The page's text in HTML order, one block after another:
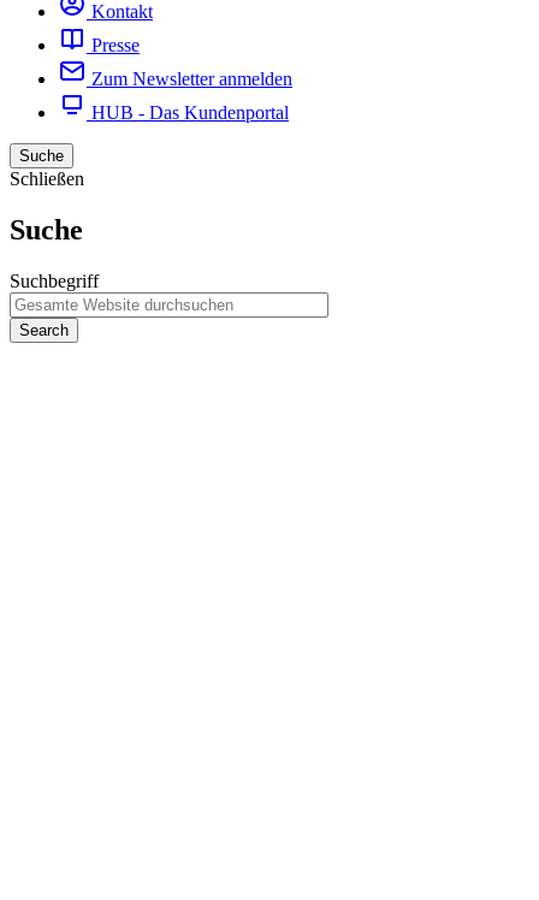
Kontakt
Presse
Zum Newsletter anmelden
HUB - Das Kundenportal
Suche
Schließen
Suche
Suchbegriff